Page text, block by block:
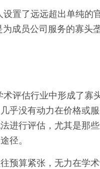
置了远远超出单纯的
成员公司服务的寡头
评估行业中形成了寡
乎没有动力在价格或服
进行评估，尤其是那
径。
预算紧张，无力在学